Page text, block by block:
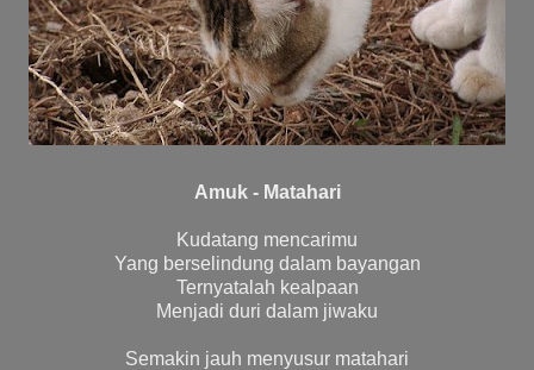
Amuk - Matahari
Kudatang mencarimu
Yang berselindung dalam bayangan
Ternyatalah kealpaan
Menjadi duri dalam jiwaku
Semakin jauh menyusur matahari